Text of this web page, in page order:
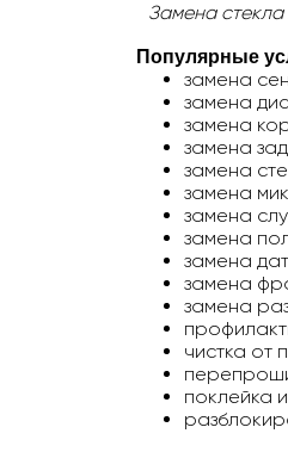
Замена стекла
Популярные
замена
замена
замена
замена
замена
замена
замена
замена
замена
замена
замена
чистка от
поклейка